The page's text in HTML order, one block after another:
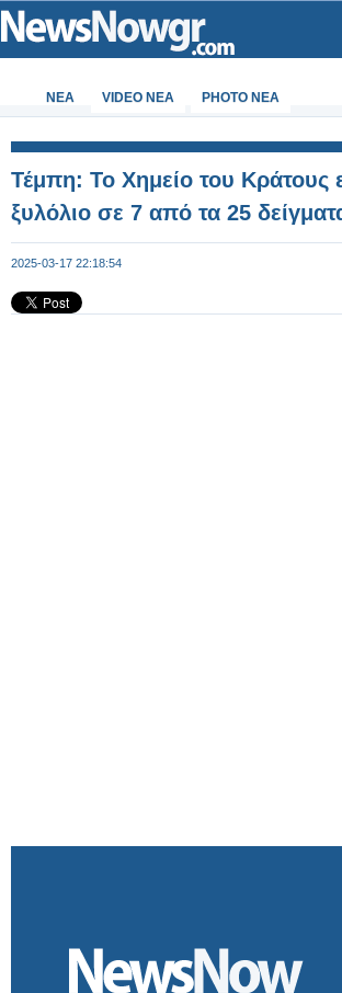
ΝΕΑ VIDEO NEA PHOTO NEA
Τέμπη: Το Χημείο του Κράτους
ξυλόλιο σε 7 από τα 25
2025-03-17 22:18:54